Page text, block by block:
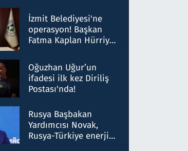
Milyar liralık para
trafiği tespit edildi
İzmit Belediyesi'ne
operasyon! Başkan
Fatma Kaplan Hürriyet
Oğuzhan Uğur’un
ifadesi ilk kez Diriliş
Postası'nda!
Rusya Başbakan
Yardımcısı Novak,
Rusya-Türkiye enerji